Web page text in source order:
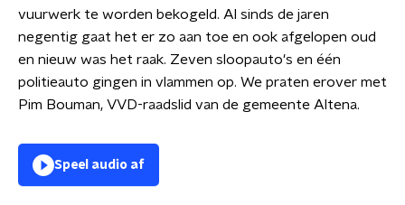
vuurwerk te worden bekogeld. Al sinds de jaren
negentig gaat het er zo aan toe en ook afgelopen oud
en nieuw was het raak. Zeven sloopauto's en één
politieauto gingen in vlammen op. We praten erover met
Pim Bouman, VVD-raadslid van de gemeente Altena.
Speel audio af